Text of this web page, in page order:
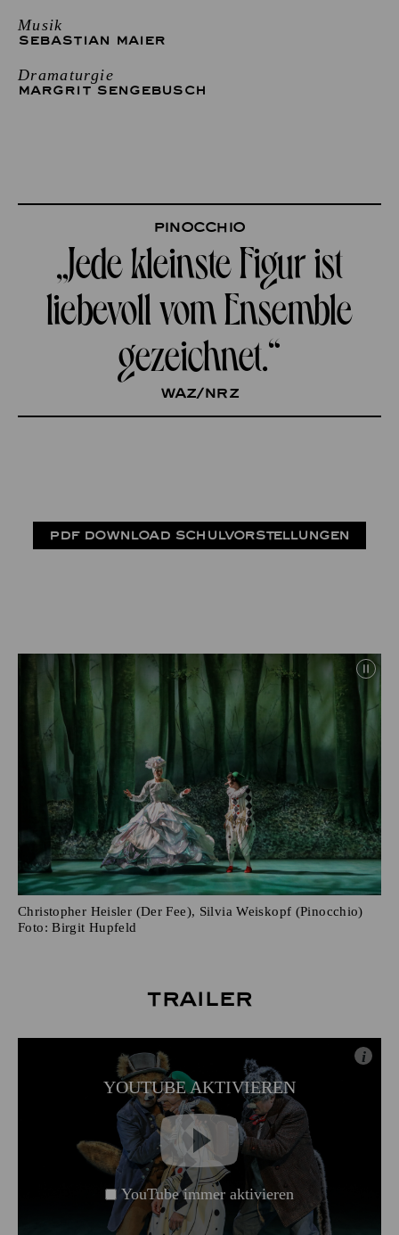
Musik
SEBASTIAN MAIER
Dramaturgie
MARGRIT SENGEBUSCH
Pinocchio
„Jede kleinste Figur ist
liebevoll vom Ensemble
gezeichnet.“
waz/Nrz
PDF DOWNLOAD SCHULVORSTELLUNGEN
Christopher Heisler (Der Fee), Silvia Weiskopf (Pinocchio)
Foto: Birgit Hupfeld
Trailer
YOUTUBE AKTIVIEREN
i
YouTube immer aktivieren